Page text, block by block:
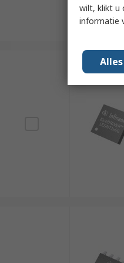
wilt, klikt u
informatie